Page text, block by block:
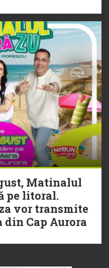
Matinalul
pe litoral.
vor transmite
din Cap Aurora